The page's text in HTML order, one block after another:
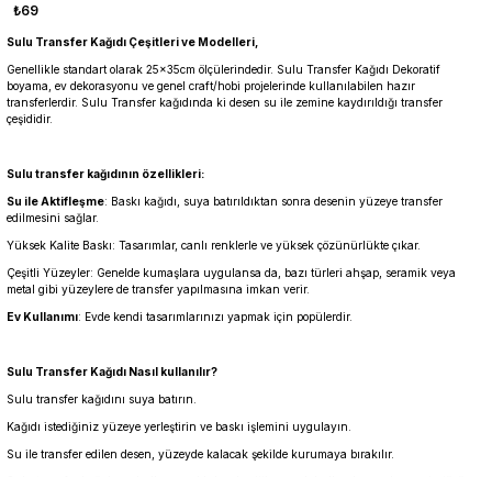
₺69
Sulu Transfer Kağıdı Çeşitleri ve Modelleri,
Genellikle standart olarak 25x35cm ölçülerindedir. Sulu Transfer Kağıdı Dekoratif
boyama, ev dekorasyonu ve genel craft/hobi projelerinde kullanılabilen hazır
transferlerdir. Sulu Transfer kağıdında ki desen su ile zemine kaydırıldığı transfer
çeşididir.
Sulu transfer kağıdının özellikleri:
Su ile Aktifleşme: Baskı kağıdı, suya batırıldıktan sonra desenin yüzeye transfer
edilmesini sağlar.
Yüksek Kalite Baskı: Tasarımlar, canlı renklerle ve yüksek çözünürlükte çıkar.
Çeşitli Yüzeyler: Genelde kumaşlara uygulansa da, bazı türleri ahşap, seramik veya
metal gibi yüzeylere de transfer yapılmasına imkan verir.
Ev Kullanımı: Evde kendi tasarımlarınızı yapmak için popülerdir.
Sulu Transfer Kağıdı Nasıl kullanılır?
Sulu transfer kağıdını suya batırın.
Kağıdı istediğiniz yüzeye yerleştirin ve baskı işlemini uygulayın.
Su ile transfer edilen desen, yüzeyde kalacak şekilde kurumaya bırakılır.